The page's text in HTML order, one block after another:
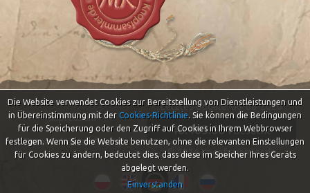
Impressum
Datenschutzerklärung
Letztes Update: 06-08-2026
46.463.664Besuche
© 2026 Knopfsammler.de
Die Website verwendet Cookies zur Bereitstellung von Dienstleistungen und
in Übereinstimmung mit der Cookies-Richtlinie. Sie können die Bedingungen
für die Speicherung oder den Zugriff auf Cookies in Ihrem Webbrowser
festlegen. Wenn Sie die Website benutzen, ohne die relevanten Einstellungen
für Cookies zu ändern, bedeutet dies, dass diese im Speicher Ihres Geräts
abgelegt werden.
Einverstanden